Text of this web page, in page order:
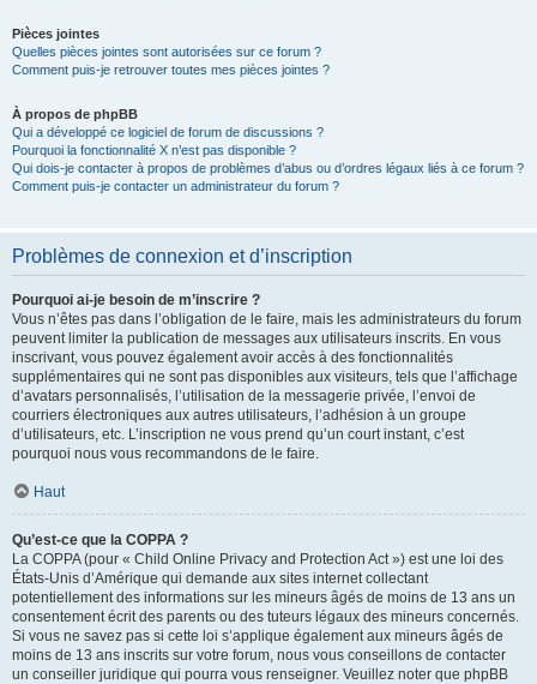
Pièces jointes
Quelles pièces jointes sont autorisées sur ce forum ?
Comment puis-je retrouver toutes mes pièces jointes ?
À propos de phpBB
Qui a développé ce logiciel de forum de discussions ?
Pourquoi la fonctionnalité X n’est pas disponible ?
Qui dois-je contacter à propos de problèmes d’abus ou d’ordres légaux liés à ce forum ?
Comment puis-je contacter un administrateur du forum ?
Problèmes de connexion et d’inscription
Pourquoi ai-je besoin de m’inscrire ?
Vous n’êtes pas dans l’obligation de le faire, mais les administrateurs du forum
peuvent limiter la publication de messages aux utilisateurs inscrits. En vous
inscrivant, vous pouvez également avoir accès à des fonctionnalités
supplémentaires qui ne sont pas disponibles aux visiteurs, tels que l’affichage
d’avatars personnalisés, l’utilisation de la messagerie privée, l’envoi de
courriers électroniques aux autres utilisateurs, l’adhésion à un groupe
d’utilisateurs, etc. L’inscription ne vous prend qu’un court instant, c’est
pourquoi nous vous recommandons de le faire.
Haut
Qu’est-ce que la COPPA ?
La COPPA (pour « Child Online Privacy and Protection Act ») est une loi des
États-Unis d’Amérique qui demande aux sites internet collectant
potentiellement des informations sur les mineurs âgés de moins de 13 ans un
consentement écrit des parents ou des tuteurs légaux des mineurs concernés.
Si vous ne savez pas si cette loi s’applique également aux mineurs âgés de
moins de 13 ans inscrits sur votre forum, nous vous conseillons de contacter
un conseiller juridique qui pourra vous renseigner. Veuillez noter que phpBB